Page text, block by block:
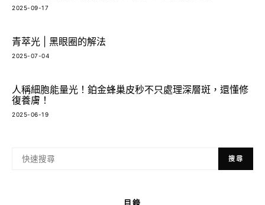
2025-09-17
青萃光 | 黑眼圈的解法
2025-07-04
人稱細胞能量光！鉑金蜂巢皮秒不只處理深層斑，還懂修
復養膚！
2025-06-19
搜尋
目錄